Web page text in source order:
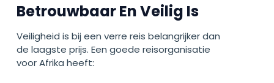
Betrouwbaar En Veilig Is
Veiligheid is bij een verre reis belangrijker dan
de laagste prijs. Een goede reisorganisatie
voor Afrika heeft: